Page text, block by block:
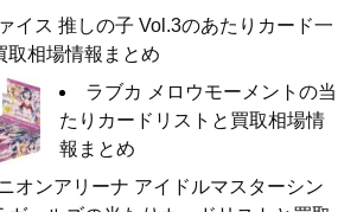
イス 推しの子 Vol.3のあたりカード一
取相場情報まとめ
ラブカ メロウモーメントの当
たりカードリストと買取相場情
報まとめ
オンアリーナ アイドルマスターシン